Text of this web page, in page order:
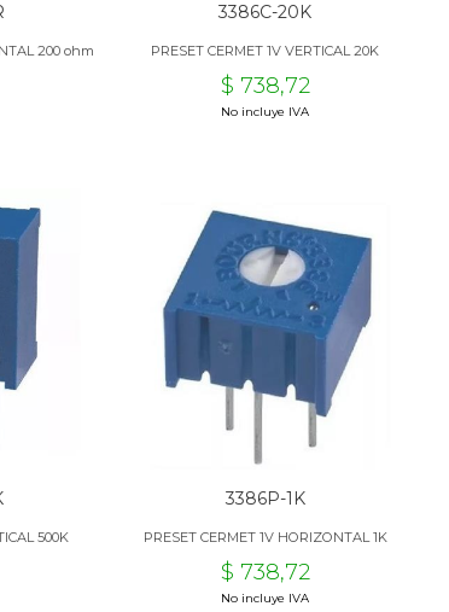
200 ohm
3386C-20K
PRESET CERMET 1V VERTICAL 20K
$ 738,72
No incluye IVA
500K
3386P-1K
PRESET CERMET 1V HORIZONTAL 1K
$ 738,72
No incluye IVA